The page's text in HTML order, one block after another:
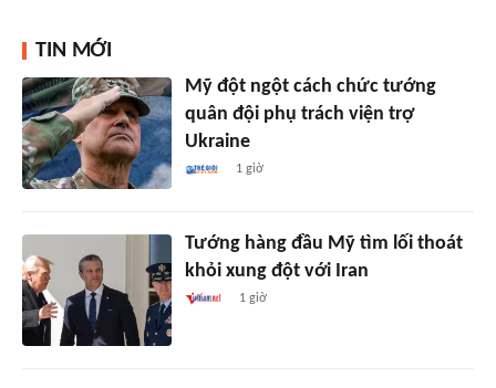
TIN MỚI
Mỹ đột ngột cách chức tướng
quân đội phụ trách viện trợ
Ukraine
1 giờ
Tướng hàng đầu Mỹ tìm lối thoát
khỏi xung đột với Iran
1 giờ